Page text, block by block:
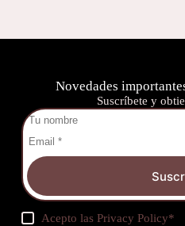
Novedades
Suscríbete y
Acepto lasPrivacy Policy*